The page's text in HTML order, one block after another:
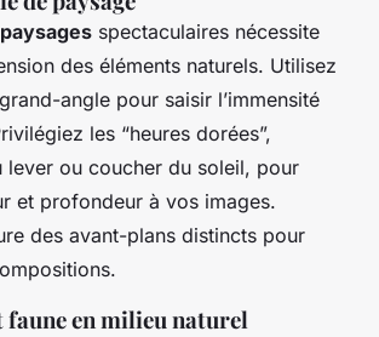
paysages spectaculaires nécessite
des éléments naturels. Utilisez
angle pour saisir l’immensité
les “heures dorées”,
lever ou coucher du soleil, pour
et profondeur à vos images.
des avant-plans distincts pour
en milieu naturel